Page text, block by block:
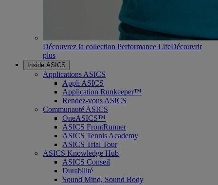
Découvrez la collection Performance LifeDécouvrir
plus
Inside ASICS
Applications ASICS
Appli ASICS
Application Runkeeper™
Rendez-vous ASICS
Communauté ASICS
OneASICS™
ASICS FrontRunner
ASICS Tennis Academy
ASICS Trial Tour
ASICS Knowledge Hub
ASICS Conseil
Durabilité
Sound Mind, Sound Body